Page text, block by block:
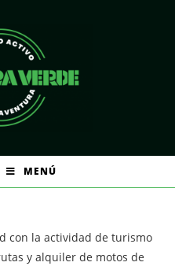
MENÚ
con la actividad de turismo
y alquiler de motos de